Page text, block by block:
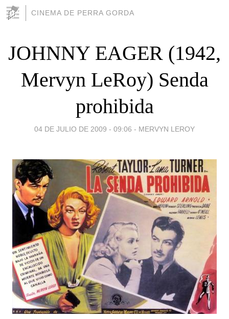
CINEMA DE PERRA GORDA
JOHNNY EAGER (1942,
Mervyn LeRoy) Senda
prohibida
04 DE JULIO DE 2009 - 09:06 - MERVYN LEROY